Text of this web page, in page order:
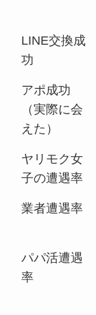
LINE交換成
功
アポ成功
（実際に会
えた）
ヤリモク女
子の遭遇率
業者遭遇率
パパ活遭遇
率